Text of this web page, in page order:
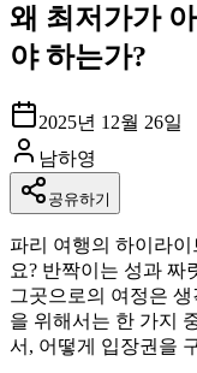
왜 최저가가
야 하는가?
2025년 12월 26일
남하영
공유하기
파리 여행의 하이라
요? 반짝이는 성과 짜
그곳으로의 여정은
을 위해서는 한 가지
서, 어떻게 입장권을